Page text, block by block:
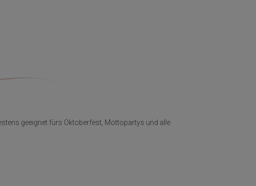
geeignet fürs Oktoberfest, Mottopartys und alle